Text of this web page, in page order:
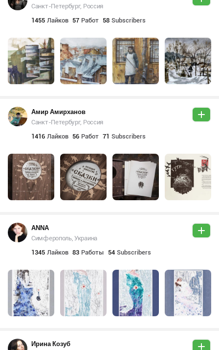
Санкт-Петербург, Россия
1455 Лайков 57 Работ 58 Subscribers
Амир Амирханов
Санкт-Петербург, Россия
1416 Лайков 56 Работ 71 Subscribers
ANNA
Симферополь, Украина
1345 Лайков 83 Работы 54 Subscribers
Ирина Козуб